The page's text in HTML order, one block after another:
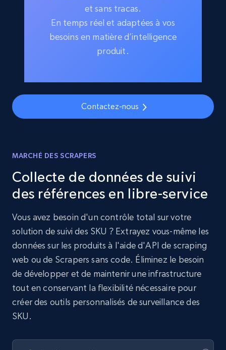
et sans tracas.
En temps réel et adaptées à vos
besoins en matière d’intelligence
produit.
Contactez-nous
MARCHÉ DES SCRAPERS
Collecte de données de suivi
des références en libre-service
Vous avez besoin d'un contrôle total sur votre
solution de suivi des SKU ? Extrayez vous-même les
données sur les produits à l'aide d'API de scraping
web ou de Scrapers sans code. Éliminez le besoin
de développer et de maintenir une infrastructure
tout en conservant la flexibilité nécessaire pour
créer des outils personnalisés de surveillance des
SKU.